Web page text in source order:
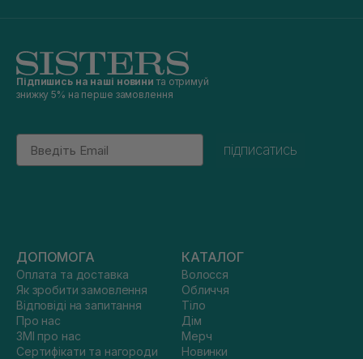
Підпишись на наші новини та отримуй
знижку 5% на перше замовлення
Email
підписатись
ДОПОМОГА
Оплата та доставка
Як зробити замовлення
Відповіді на запитання
Про нас
ЗМІ про нас
Сертифікати та нагороди
КАТАЛОГ
Волосся
Обличчя
Тіло
Дім
Мерч
Новинки